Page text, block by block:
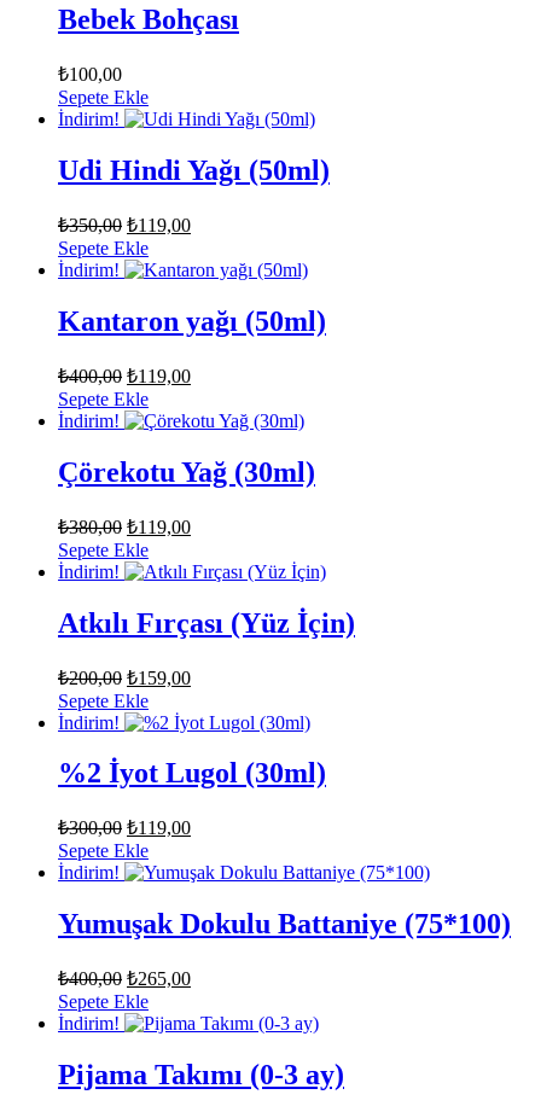
Bebek Bohçası
₺100,00
Sepete Ekle
İndirim!
Udi Hindi Yağı (50ml)
₺350,00 Orijinal
fiyat:
₺350,00.
₺119,00Şu
fiyat:
Sepete Ekle
İndirim!
Kantaron yağı (50ml)
₺400,00 Orijinal
fiyat:
₺400,00.
₺119,00Şu
fiyat:
Sepete Ekle
İndirim!
Çörekotu Yağ (30ml)
₺380,00 Orijinal
fiyat:
₺380,00.
₺119,00Şu
fiyat:
Sepete Ekle
İndirim!
Atkılı Fırçası (Yüz İçin)
₺200,00 Orijinal
fiyat:
₺200,00.
₺159,00Şu
fiyat:
Sepete Ekle
İndirim!
%2 İyot Lugol (30ml)
₺300,00 Orijinal
fiyat:
₺300,00.
₺119,00Şu
fiyat:
Sepete Ekle
İndirim!
Yumuşak Dokulu Battaniye (75*100)
₺400,00 Orijinal
fiyat:
₺400,00.
₺265,00Şu
fiyat:
Sepete Ekle
İndirim!
Pijama Takımı (0-3 ay)